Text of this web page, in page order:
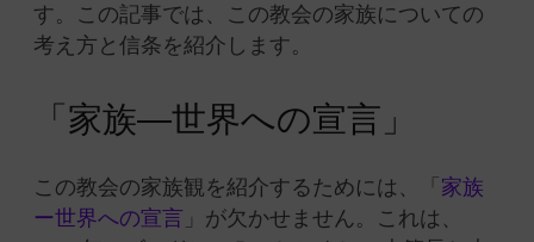
す。この記事では、この教会の家族についての
考え方と信条を紹介します。
「家族—世界への宣言」
この教会の家族観を紹介するためには、「 家族
ー世界への宣言 」が欠かせません。これは、